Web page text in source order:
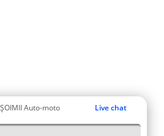
ȘOIMII Auto-moto Live chat